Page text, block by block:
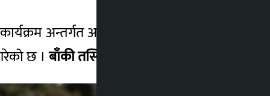
अन्तर्गत आज सशस्त्र प्रहरी बल, नेपाल
छ ।बाँकी तस्बिरमा हेर्नुहोस्…